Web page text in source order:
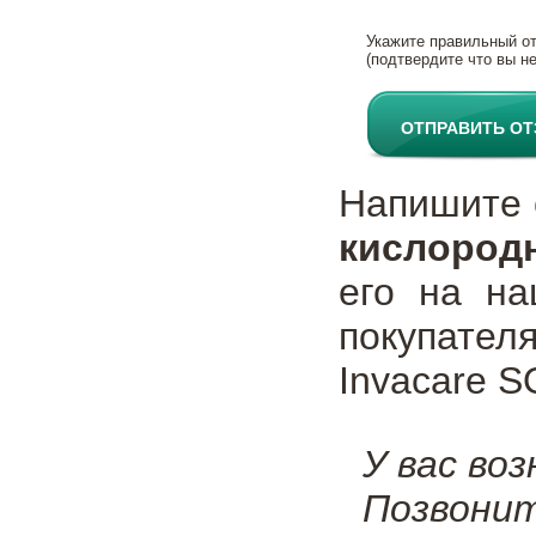
Укажите правильный
(подтвердите что вы
ОТПРАВИТЬ
Напишите
его на
Invacare
У вас